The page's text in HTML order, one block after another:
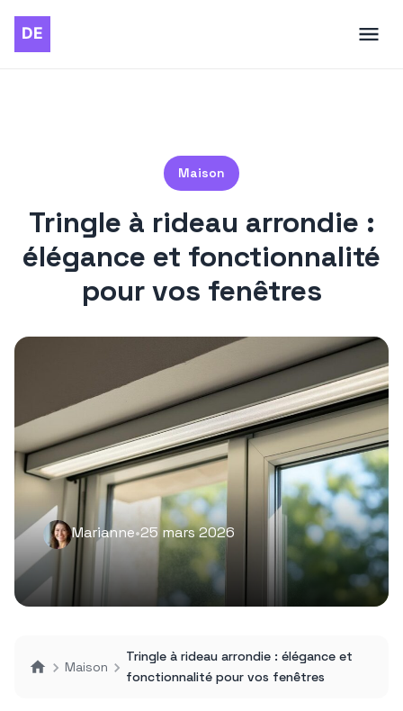
Maison
Tringle à rideau arrondie :
élégance et fonctionnalité
pour vos fenêtres
Marianne•25 mars 2026
Maison
Tringle à rideau arrondie : élégance et
fonctionnalité pour vos fenêtres